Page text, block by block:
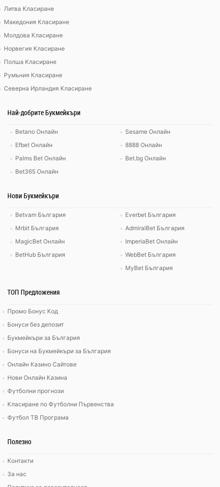
Литва Класиране
Македония Класиране
Молдова Класиране
Норвегия Класиране
Полша Класиране
Румъния Класиране
Северна Ирландия Класиране
Най-добрите Букмейкъри
Betano Онлайн
Efbet Онлайн
Palms Bet Онлайн
Bet365 Онлайн
Sesame Онлайн
8888 Онлайн
Bet.bg Онлайн
Нови Букмейкъри
Betvam България
Mrbit България
MagicBet Онлайн
BetHub България
Everbet България
AdmiralBet България
ImperiaBet Онлайн
WebBet България
MyBet България
ТОП Предложения
Промо Бонус Код
Бонуси без депозит
Букмейкъри за България
Бонуси на Букмейкъри за България
Онлайн Казино Сайтове
Нови Онлайн Казина
Футболни прогнози
Класиране по Футболни Първенства
Футбол ТВ Програма
Полезно
Контакти
За нас